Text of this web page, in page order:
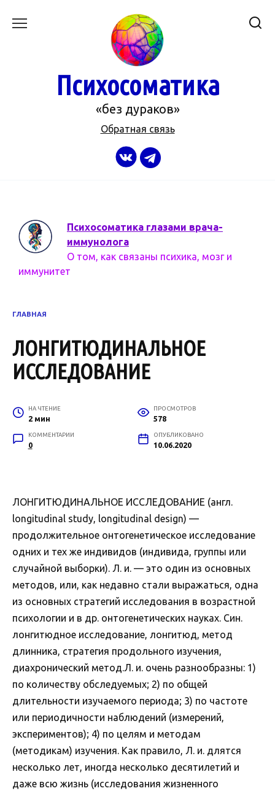
Психосоматика
«без дураков»
Обратная связь
Психосоматика глазами врача-
иммунолога
О том, как связаны психика, мозг и
иммунитет
ГЛАВНАЯ
ЛОНГИТЮДИНАЛЬНОЕ
ИССЛЕДОВАНИЕ
НА ЧТЕНИЕ
2 мин
ПРОСМОТРОВ
578
КОММЕНТАРИИ
0
ОПУБЛИКОВАНО
10.06.2020
ЛОНГИТЮДИНАЛЬНОЕ ИССЛЕДОВАНИЕ (англ.
longitudinal study, longitudinal design) —
продолжительное онтогенетическое исследование
одних и тех же индивидов (индивида, группы или
случайной выборки). Л. и. — это один из основных
методов, или, как недавно стали выражаться, одна
из основных стратегий исследования в возрастной
психологии и в др. онтогенетических науках. Син.
лонгитюдное исследование, лонгитюд, метод
длинника, стратегия продольного изучения,
диахронический метод.Л. и. очень разнообразны: 1)
по количеству обследуемых; 2) по общей
длительности изучаемого периода; 3) по частоте
или периодичности наблюдений (измерений,
экспериментов); 4) по целям и методам
(методикам) изучения. Как правило, Л. и. длятся
несколько лет, иногда несколько десятилетий и
даже всю жизнь (исследования жизненного